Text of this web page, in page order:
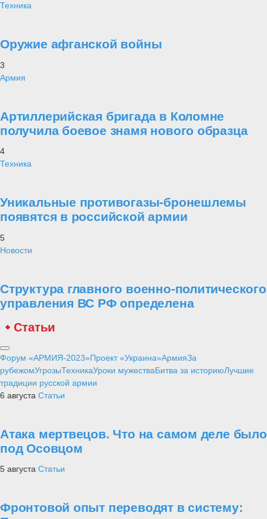
Техника
Оружие афганской войны
3
Армия
Артиллерийская бригада в Коломне
получила боевое знамя нового образца
4
Техника
Уникальные противогазы-бронешлемы
появятся в российской армии
5
Новости
Структура главного военно-политического
управления ВС РФ определена
Статьи
Форум «АРМИЯ-2023»Проект «Украина»АрмияЗа
рубежомУгрозыТехникаУроки мужестваБитва за историюЛучшие
традиции русской армии
6 августа Статьи
Атака мертвецов. Что на самом деле было
под Осовцом
5 августа Статьи
Фронтовой опыт переводят в систему: